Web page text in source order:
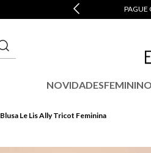
PAGUE
NOVIDADESFEMININO
Blusa Le Lis Ally Tricot Feminina